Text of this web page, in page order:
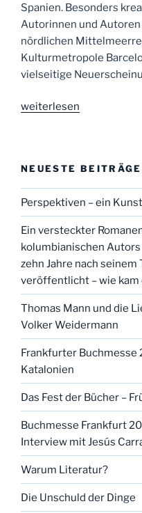
Spanien. Besonders
Autorinnen und Autoren
nördlichen
Kulturmetropole
vielseitige
„Frankfurter
Bücher
aus
Katalonien“
weiterlesen
NEUESTE BEITRÄGE
Perspektiven – ein
Ein versteckter
kolumbianischen Autors
zehn Jahre nach seinem
veröffentlicht – wie kam
Thomas Mann und die
Volker Weidermann
Frankfurter Buchmesse
Katalonien
Das Fest der Bücher –
Buchmesse Frankfurt
Interview mit Jesús
Warum Literatur?
Die Unschuld der Dinge